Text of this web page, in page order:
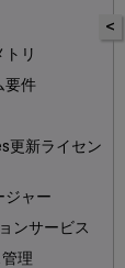
リ
要件
更新ライセン
ジャー
ンサービス
理
<